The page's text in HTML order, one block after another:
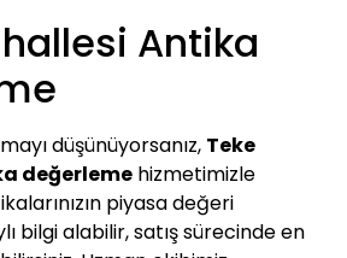
Antika
düşünüyorsanız, Teke
değerleme hizmetimizle
piyasa değeri
bilgi alabilir, satış sürecinde en